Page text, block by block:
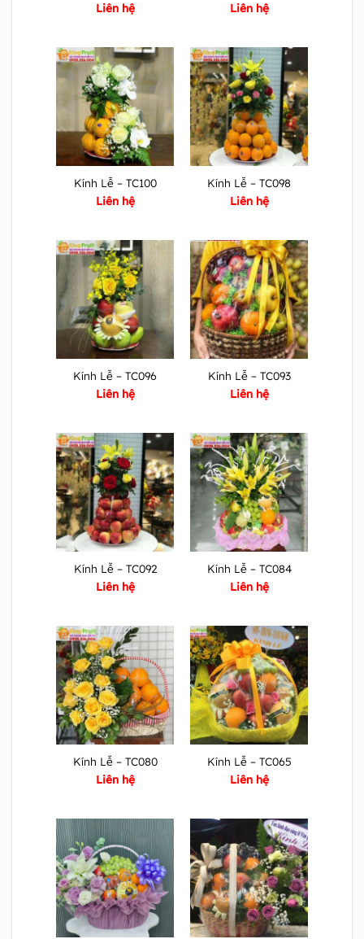
Liên hệ
Liên hệ
Kính Lễ – TC100
Liên hệ
Kính Lễ – TC098
Liên hệ
Kính Lễ – TC096
Liên hệ
Kính Lễ – TC093
Liên hệ
Kính Lễ – TC092
Liên hệ
Kính Lễ – TC084
Liên hệ
Kính Lễ – TC080
Liên hệ
Kính Lễ – TC065
Liên hệ